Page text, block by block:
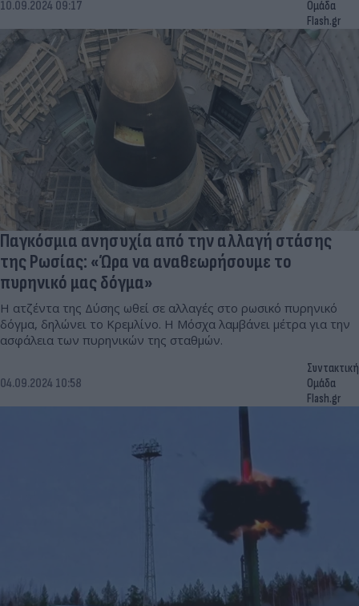
10.09.2024 09:17
Ομάδα
Flash.gr
Παγκόσμια ανησυχία από την αλλαγή στάσης
της Ρωσίας: «Ώρα να αναθεωρήσουμε το
πυρηνικό μας δόγμα»
Η ατζέντα της Δύσης ωθεί σε αλλαγές στο ρωσικό πυρηνικό
δόγμα, δηλώνει το Κρεμλίνο. Η Μόσχα λαμβάνει μέτρα για την
ασφάλεια των πυρηνικών της σταθμών.
04.09.2024 10:58
Συντακτική
Ομάδα
Flash.gr